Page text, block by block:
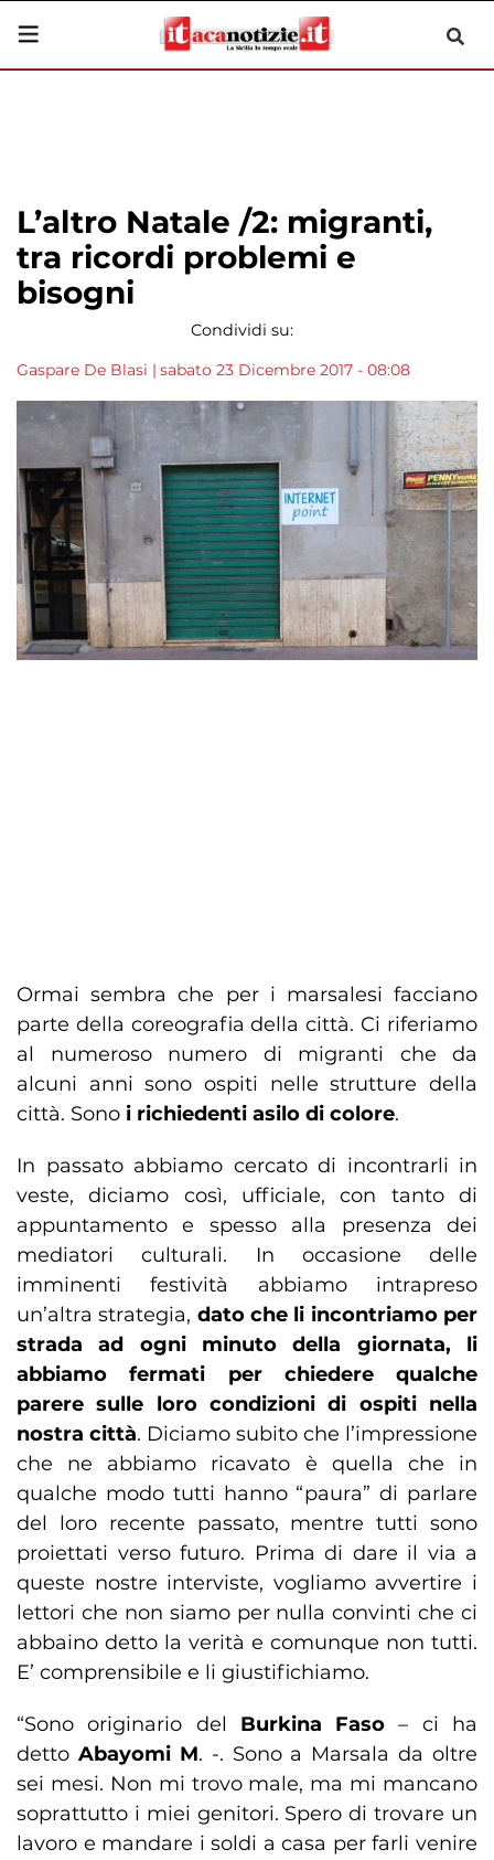
L’altro Natale /2: migranti,
tra ricordi problemi e
bisogni
Condividi su:
Gaspare De Blasi | sabato 23 Dicembre 2017 - 08:08
Ormai sembra che per i marsalesi facciano
parte della coreografia della città. Ci riferiamo
al numeroso numero di migranti che da
alcuni anni sono ospiti nelle strutture della
città. Sono i richiedenti asilo di colore.
In passato abbiamo cercato di incontrarli in
veste, diciamo così, ufficiale, con tanto di
appuntamento e spesso alla presenza dei
mediatori culturali. In occasione delle
imminenti festività abbiamo intrapreso
un’altra strategia, dato che li incontriamo per
strada ad ogni minuto della giornata, li
abbiamo fermati per chiedere qualche
parere sulle loro condizioni di ospiti nella
nostra città. Diciamo subito che l’impressione
che ne abbiamo ricavato è quella che in
qualche modo tutti hanno “paura” di parlare
del loro recente passato, mentre tutti sono
proiettati verso futuro. Prima di dare il via a
queste nostre interviste, vogliamo avvertire i
lettori che non siamo per nulla convinti che ci
abbaino detto la verità e comunque non tutti.
E’ comprensibile e li giustifichiamo.
“Sono originario del Burkina Faso – ci ha
detto Abayomi M. -. Sono a Marsala da oltre
sei mesi. Non mi trovo male, ma mi mancano
soprattutto i miei genitori. Spero di trovare un
lavoro e mandare i soldi a casa per farli venire